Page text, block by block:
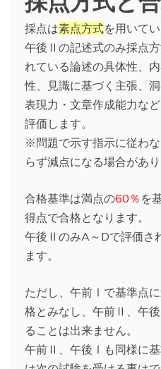
採点は素点方式を用いてい
午後Ⅱの記述式のみ採点
れている論述の具体性、
性、見識に基づく主張、
表現力・文章作成能力な
評価します。
※問題で示す指示に従わ
らず減点になる場合があり
合格基準は満点の60％ を
得点で合格となります。
午後ⅡのみA～Dで評価さ
ます。
ただし、午前Ⅰで基準点
格とみなし、午前Ⅱ、午
ることは出来ません。
午前Ⅱ、午後Ⅰも同様に基